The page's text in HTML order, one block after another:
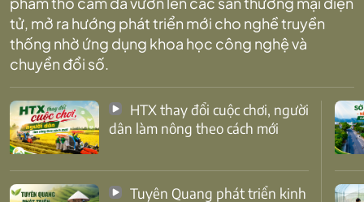
tử, mở ra hướng phát triển mới cho nghề truyền
thống nhờ ứng dụng khoa học công nghệ và
chuyển đổi số.
dân làm nông theo cách mới